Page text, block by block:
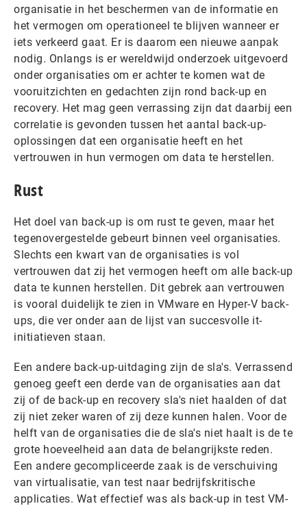
organisatie in het beschermen van de informatie en
het vermogen om operationeel te blijven wanneer er
iets verkeerd gaat. Er is daarom een nieuwe aanpak
nodig. Onlangs is er wereldwijd onderzoek uitgevoerd
onder organisaties om er achter te komen wat de
vooruitzichten en gedachten zijn rond back-up en
recovery. Het mag geen verrassing zijn dat daarbij een
correlatie is gevonden tussen het aantal back-up-
oplossingen dat een organisatie heeft en het
vertrouwen in hun vermogen om data te herstellen.
Rust
Het doel van back-up is om rust te geven, maar het
tegenovergestelde gebeurt binnen veel organisaties.
Slechts een kwart van de organisaties is vol
vertrouwen dat zij het vermogen heeft om alle back-up
data te kunnen herstellen. Dit gebrek aan vertrouwen
is vooral duidelijk te zien in VMware en Hyper-V back-
ups, die ver onder aan de lijst van succesvolle it-
initiatieven staan.
Een andere back-up-uitdaging zijn de sla's. Verrassend
genoeg geeft een derde van de organisaties aan dat
zij of de back-up en recovery sla's niet haalden of dat
zij niet zeker waren of zij deze kunnen halen. Voor de
helft van de organisaties die de sla's niet haalt is de te
grote hoeveelheid aan data de belangrijkste reden.
Een andere gecompliceerde zaak is de verschuiving
van virtualisatie, van test naar bedrijfskritische
applicaties. Wat effectief was als back-up in test VM-